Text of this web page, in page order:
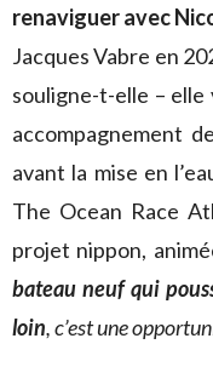
renaviguer avec
Jacques Vabre en
souligne-t-elle –
accompagnement
avant la mise en
The Ocean Race
projet nippon,
bateau neuf qui
loin, c’est une